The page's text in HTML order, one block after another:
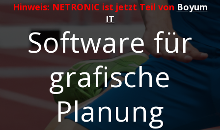
Hinweis: NETRONIC ist jetzt Teil von Boyum
IT
Software für
grafische
Planung